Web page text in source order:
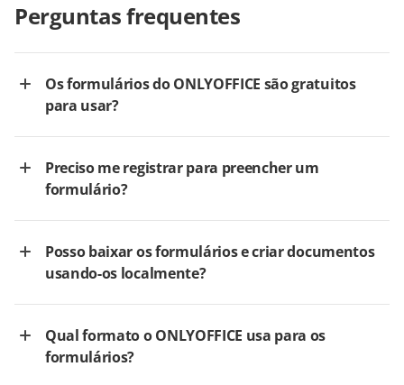
Perguntas frequentes
Os formulários do ONLYOFFICE são gratuitos
para usar?
Preciso me registrar para preencher um
formulário?
Posso baixar os formulários e criar documentos
usando-os localmente?
Qual formato o ONLYOFFICE usa para os
formulários?